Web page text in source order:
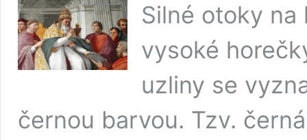
Silné otoky
vysoké
uzliny se
černou barvou. Tzv.